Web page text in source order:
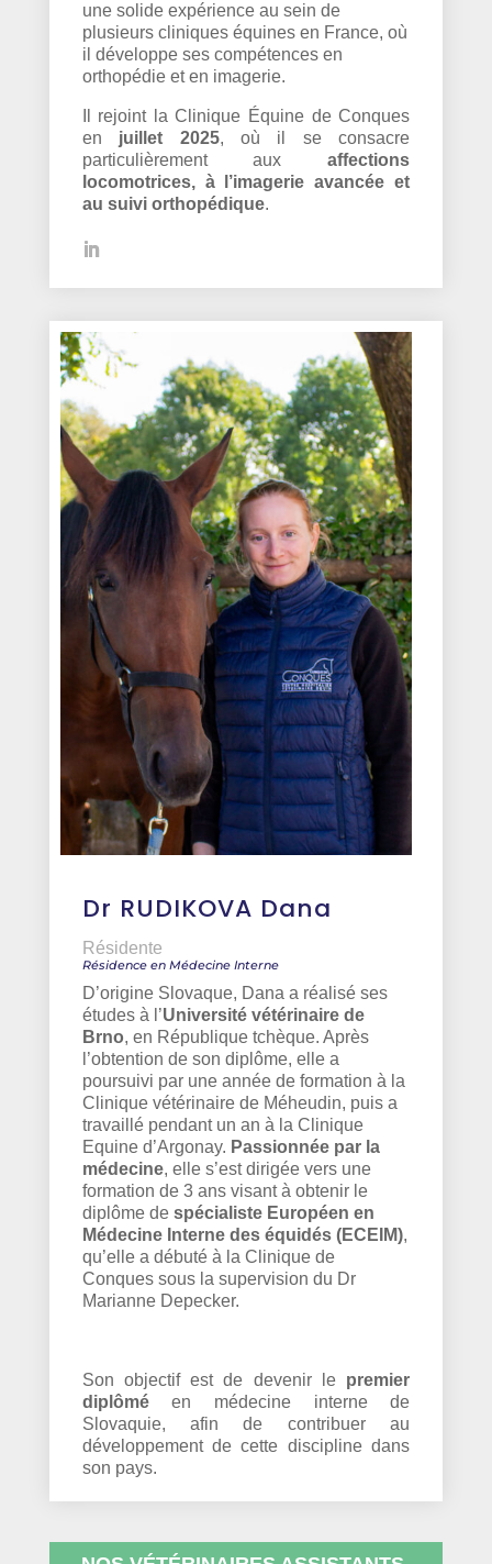
une solide expérience au sein de
plusieurs cliniques équines en France, où
il développe ses compétences en
orthopédie et en imagerie.
Il rejoint la Clinique Équine de Conques
en juillet 2025, où il se consacre
particulièrement auxaffections
locomotrices, à l’imagerie avancée et
au suivi orthopédique.
Dr RUDIKOVA Dana
Résidente
Résidence en Médecine Interne
D’origine Slovaque, Dana a réalisé ses
études à l’Université vétérinaire de
Brno, en République tchèque. Après
l’obtention de son diplôme, elle a
poursuivi par une année de formation à la
Clinique vétérinaire de Méheudin, puis a
travaillé pendant un an à la Clinique
Equine d’Argonay. Passionnée par la
médecine, elle s’est dirigée vers une
formation de 3 ans visant à obtenir le
diplôme de spécialiste Européen en
Médecine Interne des équidés (ECEIM),
qu’elle a débuté à la Clinique de
Conques sous la supervision du Dr
Marianne Depecker.
Son objectif est de devenir le premier
diplôméen médecine interne de
Slovaquie, afin de contribuer au
développement de cette discipline dans
son pays.